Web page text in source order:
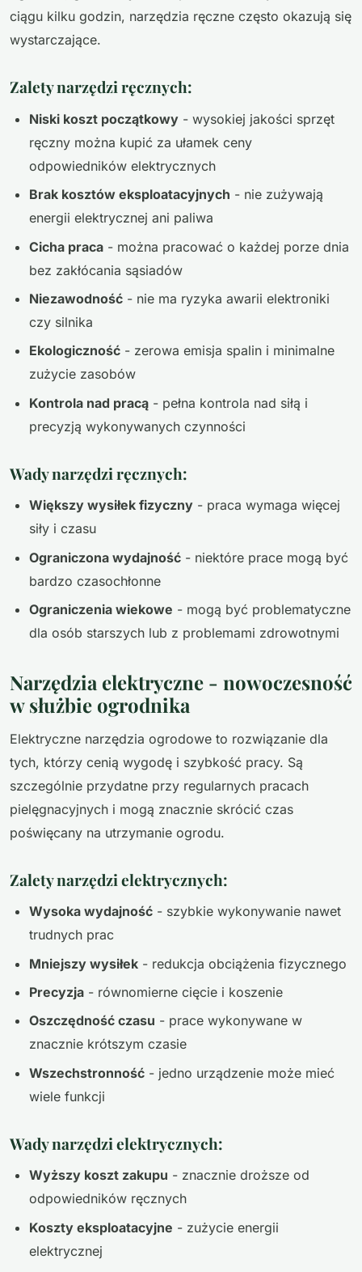
ciągu kilku godzin, narzędzia ręczne często okazują się
wystarczające.
Zalety narzędzi ręcznych:
Niski koszt początkowy - wysokiej jakości sprzęt
ręczny można kupić za ułamek ceny
odpowiedników elektrycznych
Brak kosztów eksploatacyjnych - nie zużywają
energii elektrycznej ani paliwa
Cicha praca - można pracować o każdej porze dnia
bez zakłócania sąsiadów
Niezawodność - nie ma ryzyka awarii elektroniki
czy silnika
Ekologiczność - zerowa emisja spalin i minimalne
zużycie zasobów
Kontrola nad pracą - pełna kontrola nad siłą i
precyzją wykonywanych czynności
Wady narzędzi ręcznych:
Większy wysiłek fizyczny - praca wymaga więcej
siły i czasu
Ograniczona wydajność - niektóre prace mogą być
bardzo czasochłonne
Ograniczenia wiekowe - mogą być problematyczne
dla osób starszych lub z problemami zdrowotnymi
Narzędzia elektryczne - nowoczesność
w służbie ogrodnika
Elektryczne narzędzia ogrodowe to rozwiązanie dla
tych, którzy cenią wygodę i szybkość pracy. Są
szczególnie przydatne przy regularnych pracach
pielęgnacyjnych i mogą znacznie skrócić czas
poświęcany na utrzymanie ogrodu.
Zalety narzędzi elektrycznych:
Wysoka wydajność - szybkie wykonywanie nawet
trudnych prac
Mniejszy wysiłek - redukcja obciążenia fizycznego
Precyzja - równomierne cięcie i koszenie
Oszczędność czasu - prace wykonywane w
znacznie krótszym czasie
Wszechstronność - jedno urządzenie może mieć
wiele funkcji
Wady narzędzi elektrycznych:
Wyższy koszt zakupu - znacznie droższe od
odpowiedników ręcznych
Koszty eksploatacyjne - zużycie energii
elektrycznej